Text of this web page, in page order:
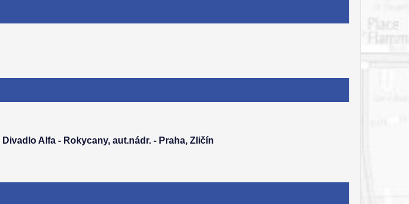
Alfa - Rokycany, aut.nádr. - Praha, Zličín